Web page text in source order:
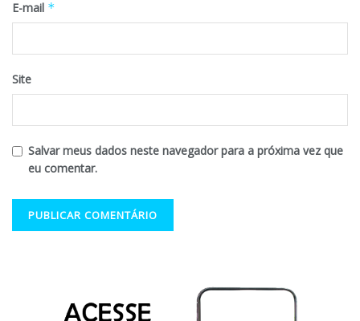
E-mail *
Site
Salvar meus dados neste navegador para a próxima vez que
eu comentar.